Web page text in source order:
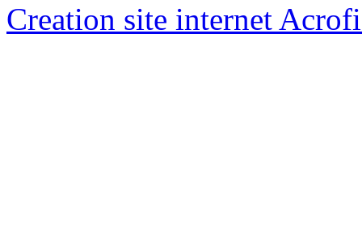
Creation site internet